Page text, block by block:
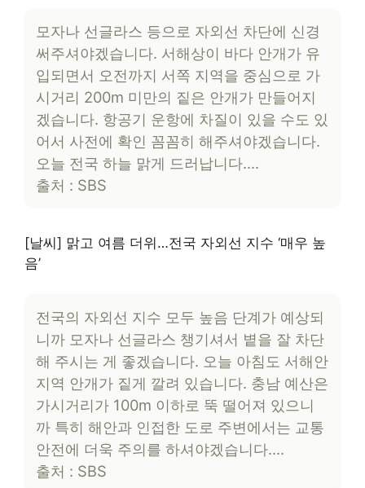
모자나 선글라스 등으로 자외선 차단에 신경
써주셔야겠습니다. 서해상이 바다 안개가 유
입되면서 오전까지 서쪽 지역을 중심으로 가
시거리 200m 미만의 짙은 안개가 만들어지
겠습니다. 항공기 운항에 차질이 있을 수도 있
어서 사전에 확인 꼼꼼히 해주셔야겠습니다.
오늘 전국 하늘 맑게 드러납니다….
출처 : SBS
[날씨] 맑고 여름 더위…전국 자외선 지수 ‘매우 높
음’
전국의 자외선 지수 모두 높음 단계가 예상되
니까 모자나 선글라스 챙기셔서 볕을 잘 차단
해 주시는 게 좋겠습니다. 오늘 아침도 서해안
지역 안개가 짙게 깔려 있습니다. 충남 예산은
가시거리가 100m 이하로 뚝 떨어져 있으니
까 특히 해안과 인접한 도로 주변에서는 교통
안전에 더욱 주의를 하셔야겠습니다….
출처 : SBS